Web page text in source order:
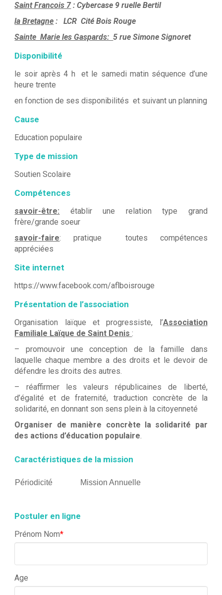
Saint Francois 7: Cybercase 9 ruelle Bertil
la Bretagne : LCR Cité Bois Rouge
Sainte Marie les Gaspards:5 rue Simone Signoret
Disponibilité
le soir après 4 h et le samedi matin séquence d’une
heure trente
en fonction de ses disponibilités et suivant un planning
Cause
Education populaire
Type de mission
Soutien Scolaire
Compétences
savoir-être: établir une relation type grand
frère/grande soeur
savoir-faire: pratique toutes compétences
appréciées
Site internet
https://www.facebook.com/aflboisrouge
Présentation de l’association
Organisation laïque et progressiste, l’Association
Familiale Laïque de Saint Denis:
– promouvoir une conception de la famille dans
laquelle chaque membre a des droits et le devoir de
défendre les droits des autres.
– réaffirmer les valeurs républicaines de liberté,
d’égalité et de fraternité, traduction concrète de la
solidarité, en donnant son sens plein à la citoyenneté
Organiser de manière concrète la solidarité par
des actions d’éducation populaire.
Caractéristiques de la mission
Périodicité Mission Annuelle
Postuler en ligne
Prénom Nom*
Age